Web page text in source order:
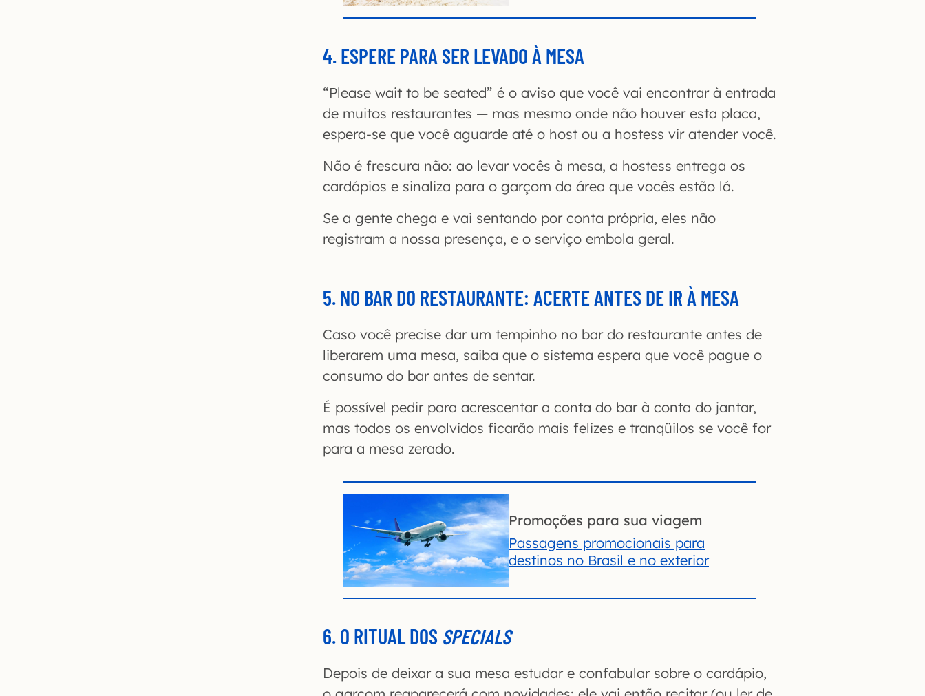
4. ESPERE PARA SER LEVADO À MESA
“Please wait to be seated” é o aviso que você vai encontrar à entrada
de muitos restaurantes — mas mesmo onde não houver esta placa,
espera-se que você aguarde até o host ou a hostess vir atender você.
Não é frescura não: ao levar vocês à mesa, a hostess entrega os
cardápios e sinaliza para o garçom da área que vocês estão lá.
Se a gente chega e vai sentando por conta própria, eles não
registram a nossa presença, e o serviço embola geral.
5. NO BAR DO RESTAURANTE: ACERTE ANTES DE IR À MESA
Caso você precise dar um tempinho no bar do restaurante antes de
liberarem uma mesa, saiba que o sistema espera que você pague o
consumo do bar antes de sentar.
É possível pedir para acrescentar a conta do bar à conta do jantar,
mas todos os envolvidos ficarão mais felizes e tranqüilos se você for
para a mesa zerado.
Promoções para sua viagem
Passagens promocionais para
destinos no Brasil e no exterior
6. O RITUAL DOS SPECIALS
Depois de deixar a sua mesa estudar e confabular sobre o cardápio,